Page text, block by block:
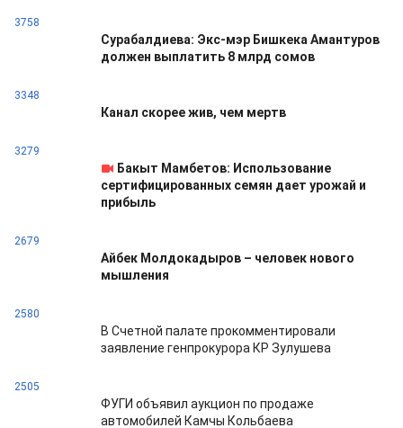
3758
Сурабалдиева: Экс-мэр Бишкека Амантуров
должен выплатить 8 млрд сомов
3348
Канал скорее жив, чем мертв
3279
Бакыт Мамбетов: Использование
сертифицированных семян дает урожай и
прибыль
2679
Айбек Молдокадыров – человек нового
мышления
2580
В Счетной палате прокомментировали
заявление генпрокурора КР Зулушева
2505
ФУГИ объявил аукцион по продаже
автомобилей Камчы Кольбаева